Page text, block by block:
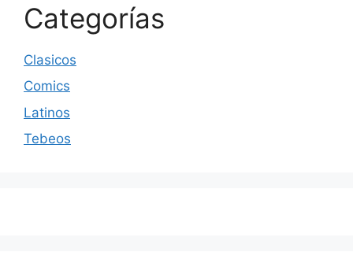
Categorías
Clasicos
Comics
Latinos
Tebeos